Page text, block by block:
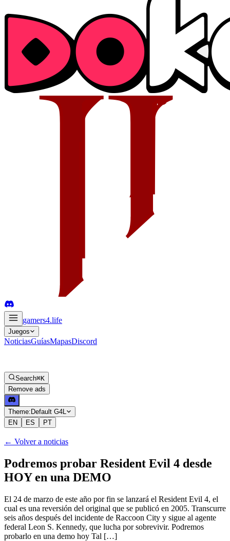
gamers4.life
Juegos
NoticiasGuíasMapasDiscord
Search⌘K
Remove ads
Theme: Default G4L
EN
ES PT
← Volver a noticias
Podremos probar Resident Evil 4 desde
HOY en una DEMO
El 24 de marzo de este año por fin se lanzará el Resident Evil 4, el
cual es una reversión del original que se publicó en 2005. Transcurre
seis años después del incidente de Raccoon City y sigue al agente
federal Leon S. Kennedy, que lucha por sobrevivir. Podremos
probarlo en una demo hoy Tal […]